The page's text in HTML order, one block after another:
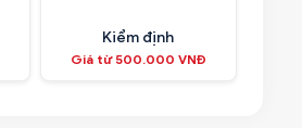
Kiểm định
Giá từ 500.000 VNĐ